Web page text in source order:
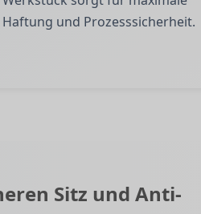
Haftung und Prozesssicherheit.
Sitz und Anti-